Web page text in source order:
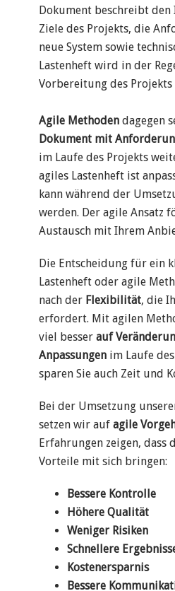
Dokument beschreibt
Ziele des Projekts, die
neue System sowie
Lastenheft wird in der
Vorbereitung des
Agile Methoden dagegen
Dokument mit
im Laufe des Projekts
agiles Lastenheft ist
kann während der
werden. Der agile Ansatz
Austausch mit Ihrem
Die Entscheidung für ein
Lastenheft oder agile
nach der Flexibilität, die
erfordert. Mit agilen
viel besser auf
Anpassungen im Laufe
sparen Sie auch Zeit und
Bei der Umsetzung
setzen wir auf agile
Erfahrungen zeigen, dass
Vorteile mit sich bringen:
Bessere Kontrolle
Höhere Qualität
Weniger Risiken
Schnellere
Kostenersparnis
Bessere